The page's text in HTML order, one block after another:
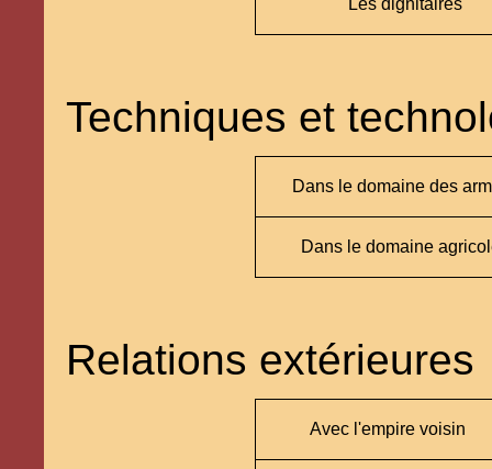
Les dignitaires
Techniques et
Dans le domaine des
Dans le domaine
Relations extérieures
Avec l'empire voisin